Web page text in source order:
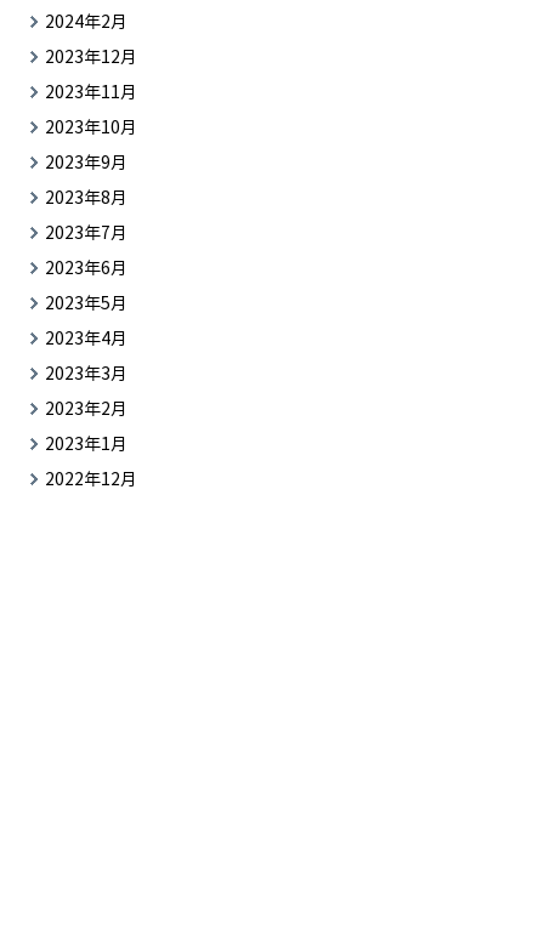
2024年2月
2023年12月
2023年11月
2023年10月
2023年9月
2023年8月
2023年7月
2023年6月
2023年5月
2023年4月
2023年3月
2023年2月
2023年1月
2022年12月